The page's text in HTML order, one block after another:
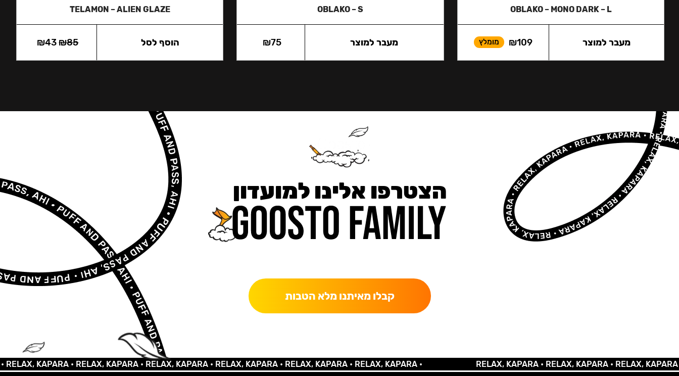
OBLAKO – MONO DARK – L
₪109 מומלץ מעבר למוצר
OBLAKO – S
₪75 מעבר למוצר
TELAMON – ALIEN GLAZE
₪85
₪43 הוסף לסל
הצטרפו אלינו למועדון
קבלו מאיתנו מלא הטבות
KAPARA •RELAX, KAPARA •RELAX, KAPARA •RELAX, KAPARA •RELAX, KAPARA •RELAX, KAPARA • RELAX, KAPARA •RELAX, KAPARA •RELAX, KAPARA •